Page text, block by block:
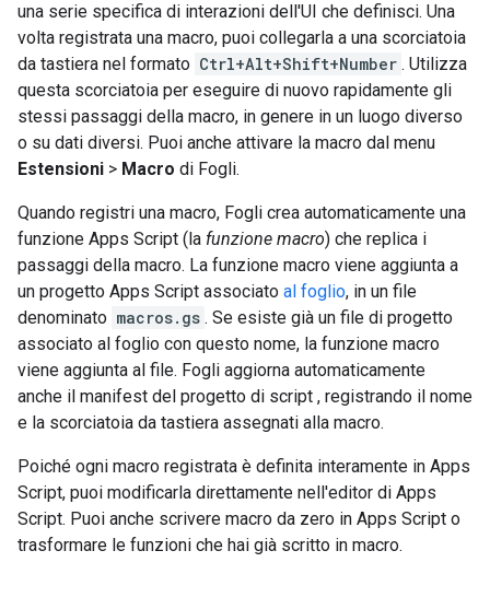
una serie specifica di interazioni dell'UI che definisci. Una
volta registrata una macro, puoi collegarla a una scorciatoia
da tastiera nel formato Ctrl+Alt+Shift+Number . Utilizza
questa scorciatoia per eseguire di nuovo rapidamente gli
stessi passaggi della macro, in genere in un luogo diverso
o su dati diversi. Puoi anche attivare la macro dal menu
Estensioni > Macro di Fogli.
Quando registri una macro, Fogli crea automaticamente una
funzione Apps Script (la funzione macro) che replica i
passaggi della macro. La funzione macro viene aggiunta a
un progetto Apps Script associato al foglio, in un file
denominato macros.gs . Se esiste già un file di progetto
associato al foglio con questo nome, la funzione macro
viene aggiunta al file. Fogli aggiorna automaticamente
anche il manifest del progetto di script , registrando il nome
e la scorciatoia da tastiera assegnati alla macro.
Poiché ogni macro registrata è definita interamente in Apps
Script, puoi modificarla direttamente nell'editor di Apps
Script. Puoi anche scrivere macro da zero in Apps Script o
trasformare le funzioni che hai già scritto in macro.